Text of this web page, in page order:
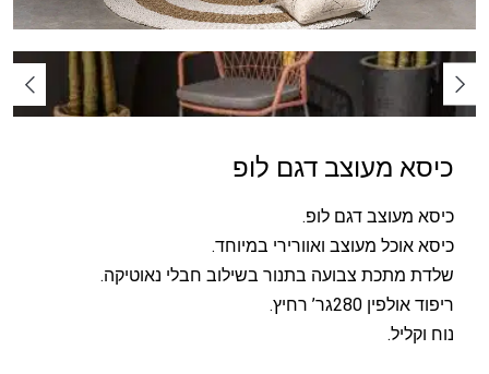
כיסא מעוצב דגם לופ
כיסא מעוצב דגם לופ.
כיסא אוכל מעוצב ואוורירי במיוחד.
שלדת מתכת צבועה בתנור בשילוב חבלי נאוטיקה.
ריפוד אולפין 280גר’ רחיץ.
נוח וקליל.